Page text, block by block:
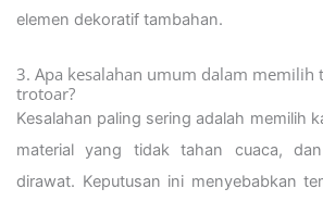
elemen dekoratif tambahan.
3. Apa kesalahan umum dalam memilih
trotoar?
Kesalahan paling sering adalah memilih
material yang tidak tahan cuaca,
dirawat. Keputusan ini menyebabkan